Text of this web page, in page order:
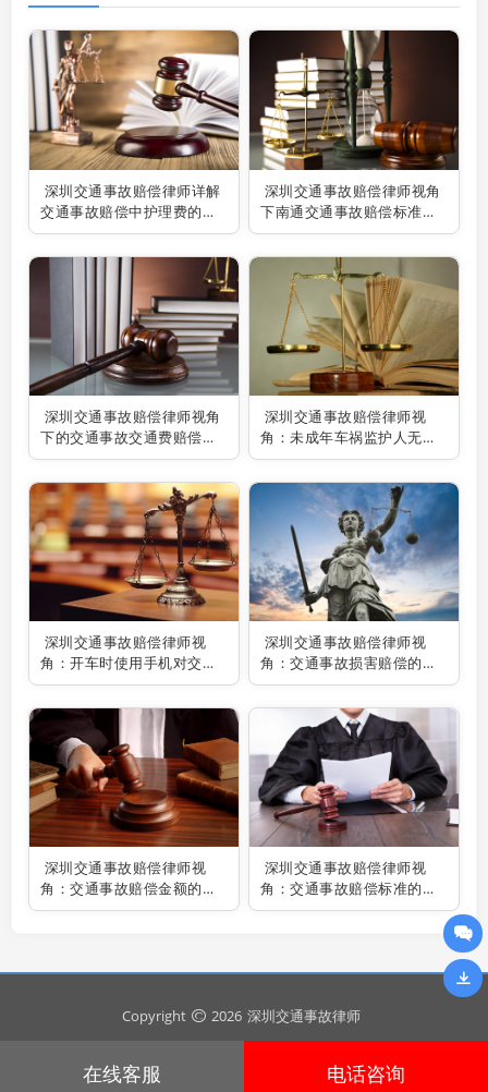
深圳交通事故赔偿律师详解
交通事故赔偿中护理费的计
算方法
深圳交通事故赔偿律师视角
下南通交通事故赔偿标准之
解析
深圳交通事故赔偿律师视角
下的交通事故交通费赔偿标
准解析
深圳交通事故赔偿律师视
角：未成年车祸监护人无力
赔偿之应对策略
深圳交通事故赔偿律师视
角：开车时使用手机对交通
事故赔偿的影响探究
深圳交通事故赔偿律师视
角：交通事故损害赔偿的调
解之道
深圳交通事故赔偿律师视
角：交通事故赔偿金额的精
准界定与法律依据
深圳交通事故赔偿律师视
角：交通事故赔偿标准的多
样情形剖析
Copyright 2026 深圳交通事故律师
粤ICP备2024295643号 安全运行894天
在线客服 电话咨询